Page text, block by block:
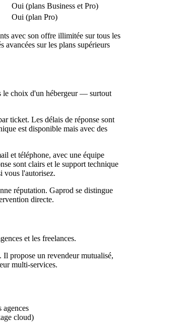
Oui (plans Business et Pro)
Oui (plan Pro)
avec son offre illimitée sur tous les
avancées sur les plans supérieurs
le choix d'un hébergeur — surtout
ticket. Les délais de réponse sont
est disponible mais avec des
et téléphone, avec une équipe
sont clairs et le support technique
vous l'autorisez.
réputation. Gaprod se distingue
directe.
et les freelances.
Il propose un revendeur mutualisé,
multi-services.
agences
cloud)